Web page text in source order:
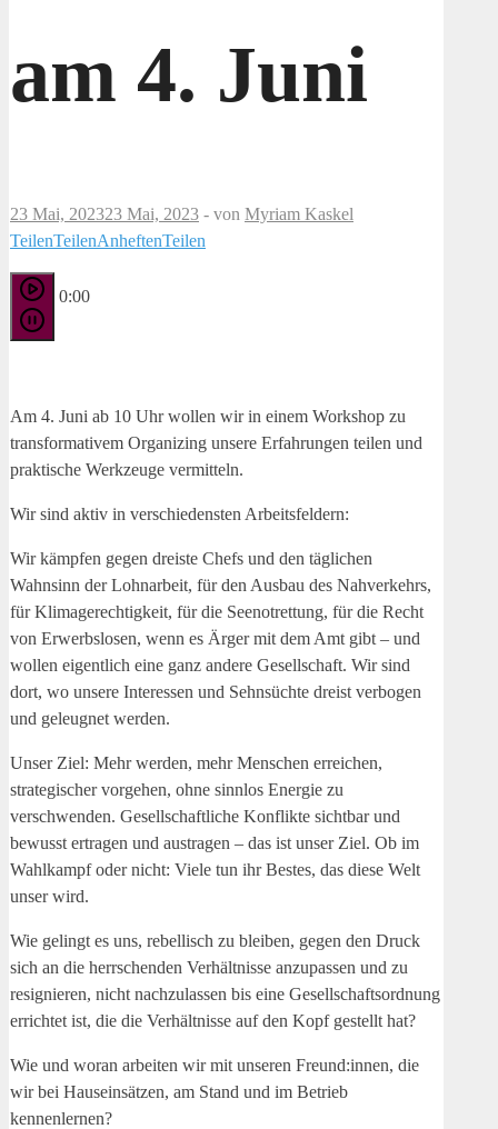
am 4. Juni
23 Mai, 202323 Mai, 2023 - von Myriam Kaskel
TeilenTeilenAnheftenTeilen
0:00
Am 4. Juni ab 10 Uhr wollen wir in einem Workshop zu
transformativem Organizing unsere Erfahrungen teilen und
praktische Werkzeuge vermitteln.
Wir sind aktiv in verschiedensten Arbeitsfeldern:
Wir kämpfen gegen dreiste Chefs und den täglichen
Wahnsinn der Lohnarbeit, für den Ausbau des Nahverkehrs,
für Klimagerechtigkeit, für die Seenotrettung, für die Recht
von Erwerbslosen, wenn es Ärger mit dem Amt gibt – und
wollen eigentlich eine ganz andere Gesellschaft. Wir sind
dort, wo unsere Interessen und Sehnsüchte dreist verbogen
und geleugnet werden.
Unser Ziel: Mehr werden, mehr Menschen erreichen,
strategischer vorgehen, ohne sinnlos Energie zu
verschwenden. Gesellschaftliche Konflikte sichtbar und
bewusst ertragen und austragen – das ist unser Ziel. Ob im
Wahlkampf oder nicht: Viele tun ihr Bestes, das diese Welt
unser wird.
Wie gelingt es uns, rebellisch zu bleiben, gegen den Druck
sich an die herrschenden Verhältnisse anzupassen und zu
resignieren, nicht nachzulassen bis eine Gesellschaftsordnung
errichtet ist, die die Verhältnisse auf den Kopf gestellt hat?
Wie und woran arbeiten wir mit unseren Freund:innen, die
wir bei Hauseinsätzen, am Stand und im Betrieb
kennenlernen?